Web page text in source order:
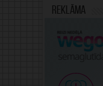
Reklāma